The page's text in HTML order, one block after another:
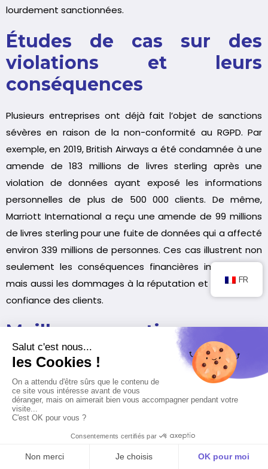
lourdement sanctionnées.
Études de cas sur des
violations et leurs
conséquences
Plusieurs entreprises ont déjà fait l’objet de sanctions
sévères en raison de la non-conformité au RGPD. Par
exemple, en 2019, British Airways a été condamnée à une
amende de 183 millions de livres sterling après une
violation de données ayant exposé les informations
personnelles de plus de 500 000 clients. De même,
Marriott International a reçu une amende de 99 millions
de livres sterling pour une fuite de données qui a affecté
environ 339 millions de personnes. Ces cas illustrent non
seulement les conséquences financières importantes,
mais aussi les dommages à la réputation et la perte de
confiance des clients.
Meilleures pratiques pour
éviter les sanctions
Pour éviter les sanctions, les entreprises doivent adopter
des meilleures pratiques en matière de protection des
données. Cela commence par une évaluation régulière
de la conformité pour identifier et corriger les
éventuelles lacunes. La mise en œuvre de politiques de
FR